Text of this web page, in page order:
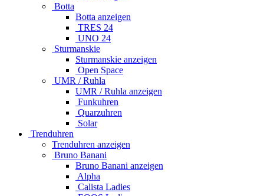
Botta
Botta anzeigen
TRES 24
UNO 24
Sturmanskie
Sturmanskie anzeigen
Open Space
UMR / Ruhla
UMR / Ruhla anzeigen
Funkuhren
Quarzuhren
Solar
Trenduhren
Trenduhren anzeigen
Bruno Banani
Bruno Banani anzeigen
Alpha
Calista Ladies